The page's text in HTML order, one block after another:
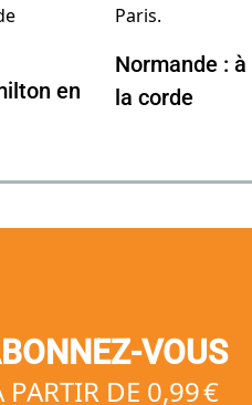
en
Normande :
la corde
VOUS
PARTIR DE 0,99 €